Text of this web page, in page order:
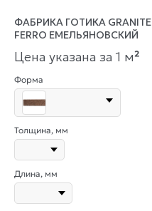
ФАБРИКА ГОТИКА GRANITE
FERRO ЕМЕЛЬЯНОВСКИЙ
Цена указана за 1 м²
Форма
Толщина, мм
Длина, мм